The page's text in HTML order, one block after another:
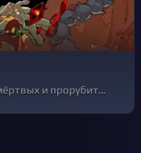
Бросьте вызов богу мёртвых и прорубите себе путь из Подземного мира в игре в жанрах «рогалик» и «данжен-кроулер» от создателей Bastion, Transistor и Pyre.